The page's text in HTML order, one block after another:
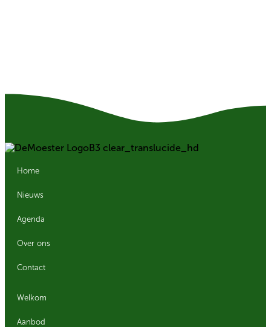
Home
Nieuws
Agenda
Over ons
Contact
Welkom
Aanbod